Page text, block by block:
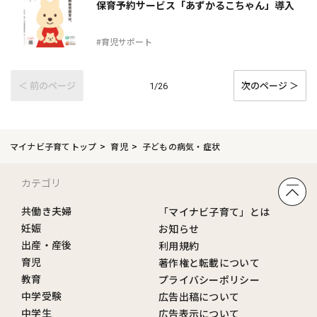
#育児サポート
保育予約サービス「あずかるこちゃん」導入
＜ 前のページ 1/26 次のページ ＞
マイナビ子育てトップ 育児 子どもの病気・症状
カテゴリ
共働き夫婦
妊娠
出産・産後
育児
教育
中学受験
中学生
「マイナビ子育て」とは
お知らせ
利用規約
著作権と転載について
プライバシーポリシー
広告出稿について
広告表示について